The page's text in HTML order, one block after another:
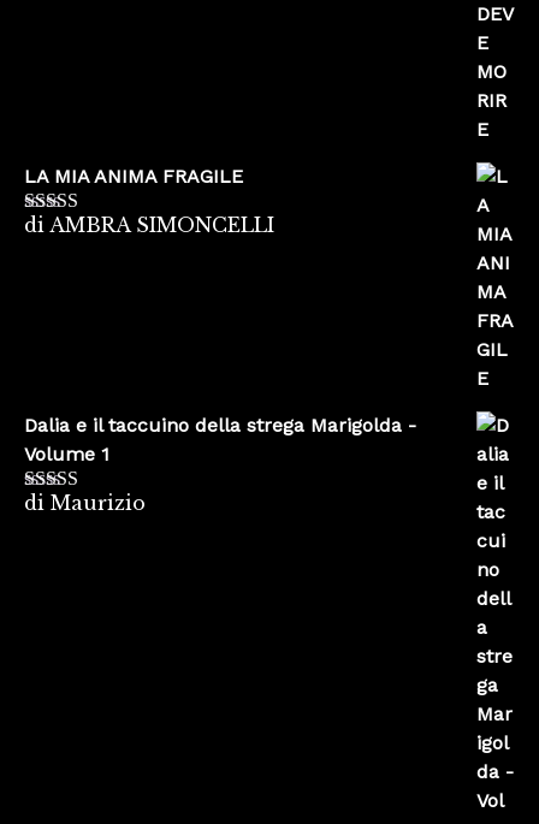
LA MIA ANIMA FRAGILE
Valutato5su
di AMBRA SIMONCELLI
Dalia e il taccuino della strega Marigolda -
Volume 1
Valutato4
di Maurizio